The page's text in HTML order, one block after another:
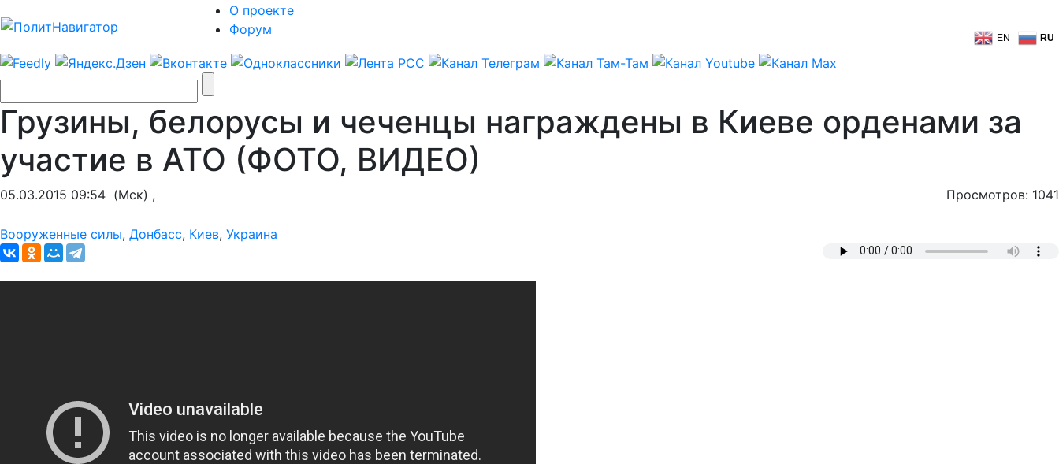
О проекте
Форум
EN RU
Грузины, белорусы и чеченцы награждены в Киеве орденами за
участие в АТО (ФОТО, ВИДЕО)
05.03.2015 09:54 (Мск) , Просмотров: 1041
Вооруженные силы, Донбасс, Киев, Украина